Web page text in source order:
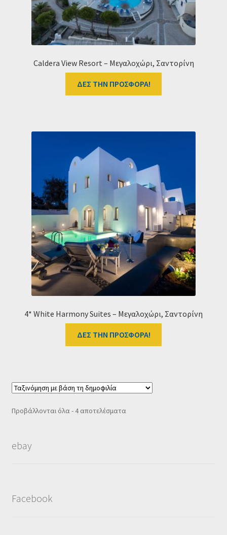
Caldera View Resort – Μεγαλοχώρι, Σαντορίνη
ΔΕΣ ΤΗΝ ΠΡΟΣΦΟΡΑ!
4* White Harmony Suites – Μεγαλοχώρι, Σαντορίνη
ΔΕΣ ΤΗΝ ΠΡΟΣΦΟΡΑ!
Προβάλλονται όλα - 4 αποτελέσματαSorted
ebay
Facebook